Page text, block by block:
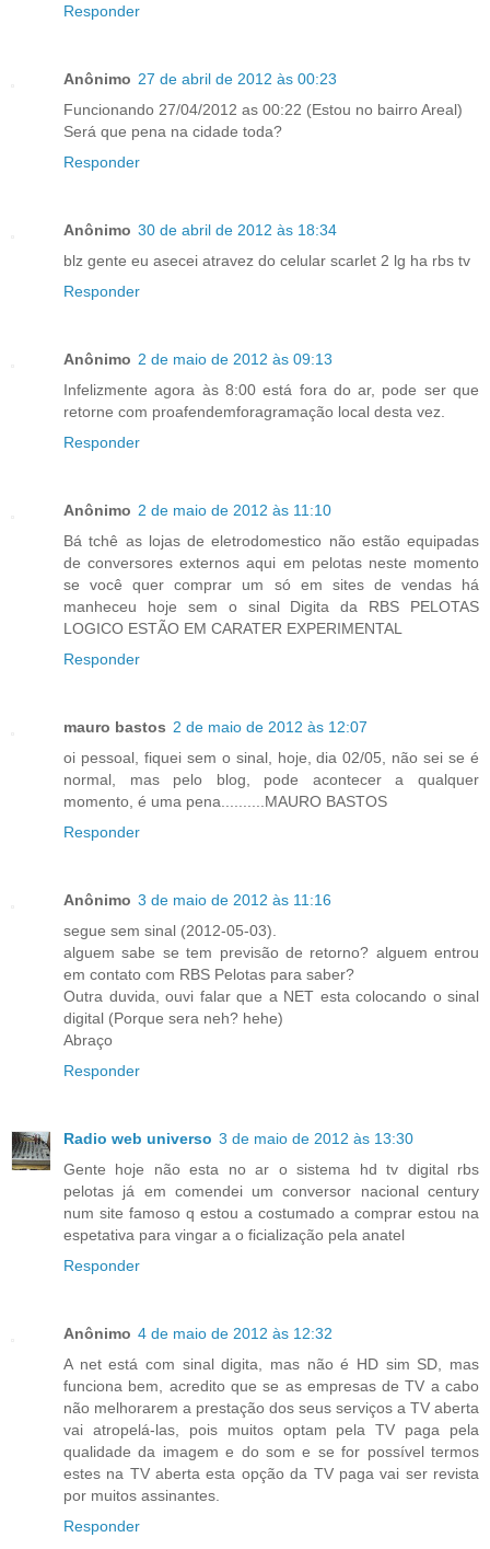
Responder
Anônimo 27 de abril de 2012 às 00:23
Funcionando 27/04/2012 as 00:22 (Estou no bairro Areal)
Será que pena na cidade toda?
Responder
Anônimo 30 de abril de 2012 às 18:34
blz gente eu asecei atravez do celular scarlet 2 lg ha rbs tv
Responder
Anônimo 2 de maio de 2012 às 09:13
Infelizmente agora às 8:00 está fora do ar, pode ser que
retorne com proafendemforagramação local desta vez.
Responder
Anônimo 2 de maio de 2012 às 11:10
Bá tchê as lojas de eletrodomestico não estão equipadas
de conversores externos aqui em pelotas neste momento
se você quer comprar um só em sites de vendas há
manheceu hoje sem o sinal Digita da RBS PELOTAS
LOGICO ESTÃO EM CARATER EXPERIMENTAL
Responder
mauro bastos 2 de maio de 2012 às 12:07
oi pessoal, fiquei sem o sinal, hoje, dia 02/05, não sei se é
normal, mas pelo blog, pode acontecer a qualquer
momento, é uma pena..........MAURO BASTOS
Responder
Anônimo 3 de maio de 2012 às 11:16
segue sem sinal (2012-05-03).
alguem sabe se tem previsão de retorno? alguem entrou
em contato com RBS Pelotas para saber?
Outra duvida, ouvi falar que a NET esta colocando o sinal
digital (Porque sera neh? hehe)
Abraço
Responder
Radio web universo 3 de maio de 2012 às 13:30
Gente hoje não esta no ar o sistema hd tv digital rbs
pelotas já em comendei um conversor nacional century
num site famoso q estou a costumado a comprar estou na
espetativa para vingar a o ficialização pela anatel
Responder
Anônimo 4 de maio de 2012 às 12:32
A net está com sinal digita, mas não é HD sim SD, mas
funciona bem, acredito que se as empresas de TV a cabo
não melhorarem a prestação dos seus serviços a TV aberta
vai atropelá-las, pois muitos optam pela TV paga pela
qualidade da imagem e do som e se for possível termos
estes na TV aberta esta opção da TV paga vai ser revista
por muitos assinantes.
Responder